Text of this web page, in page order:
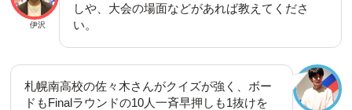
伊沢
しや、大会の場面などがあれば教えてくださ
い。
札幌南高校の佐々木さんがクイズが強く、ボー
ドもFinalラウンドの10人一斉早押しも1抜けを